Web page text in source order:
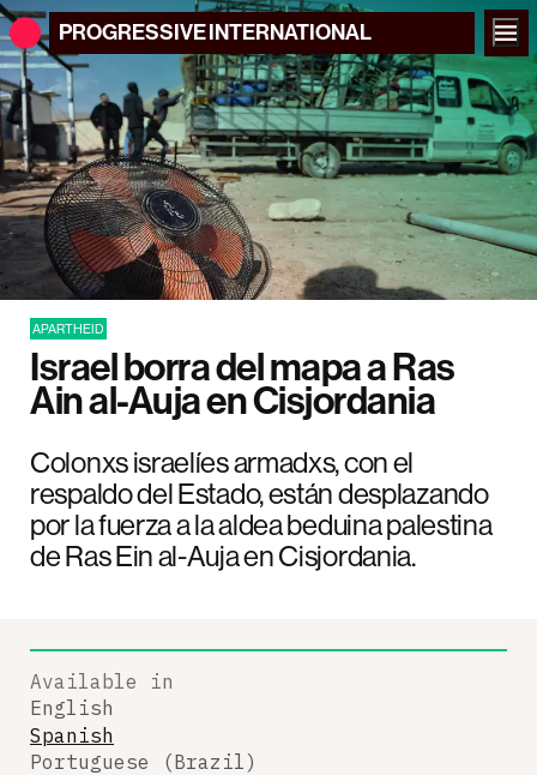
PROGRESSIVEINTERNATIONAL
APARTHEID
Israel borra del mapa a Ras
Ain al-Auja en Cisjordania
Colonxs israelíes armadxs, con el
respaldo del Estado, están desplazando
por la fuerza a la aldea beduina palestina
de Ras Ein al-Auja en Cisjordania.
Available in
English
Spanish
Portuguese (Brazil)